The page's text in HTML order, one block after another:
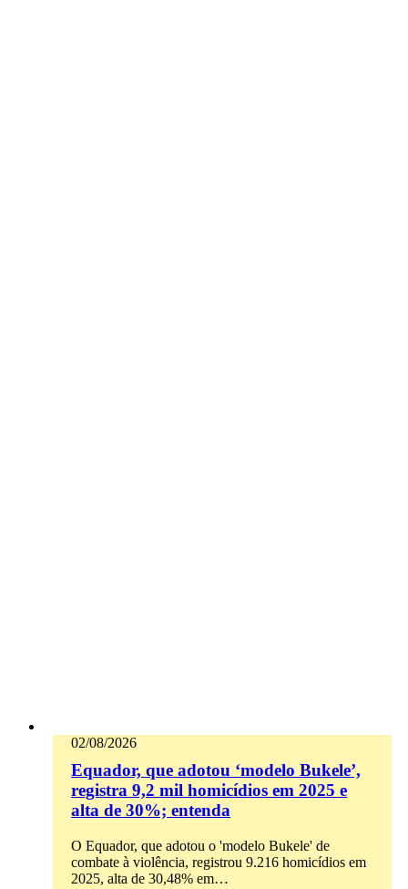
02/08/2026
Equador, que adotou ‘modelo Bukele’,
registra 9,2 mil homicídios em 2025 e
alta de 30%; entenda
O Equador, que adotou o 'modelo Bukele' de
combate à violência, registrou 9.216 homicídios em
2025, alta de 30,48% em…